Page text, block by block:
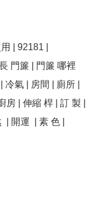
| 92181 |
門簾 | 門簾 哪裡
氣 | 房間 | 廁所 |
房 | 伸縮 桿 | 訂 製 |
| 開運  | 素 色 |